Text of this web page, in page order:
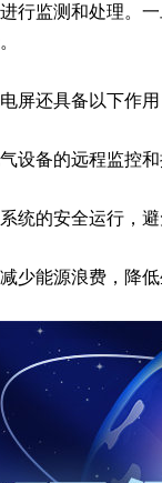
行监测和处理。
屏还具备以下作用
设备的远程监控
统的安全运行，避
少能源浪费，降低